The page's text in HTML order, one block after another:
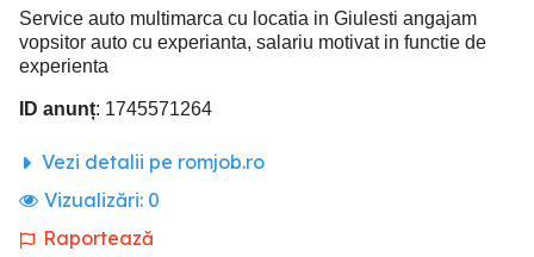
Service auto multimarca cu locatia in Giulesti angajam
vopsitor auto cu experianta, salariu motivat in functie de
experienta
ID anunț: 1745571264
Vezi detalii pe romjob.ro
Vizualizări: 0
Raportează